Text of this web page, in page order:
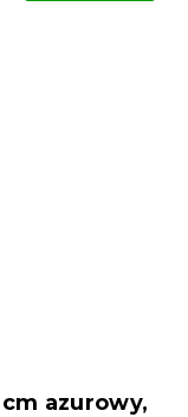
azurowy,